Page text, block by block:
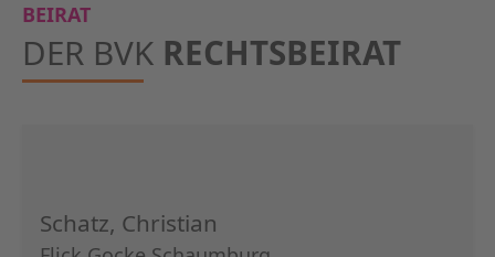
BEIRAT
DER BVK RECHTSBEIRAT
Schatz, Christian